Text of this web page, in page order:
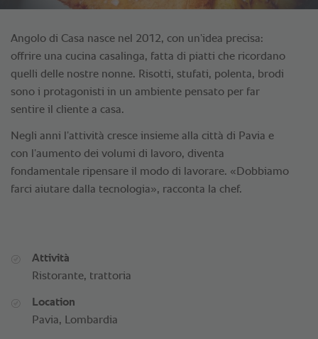
Angolo di Casa nasce nel 2012, con un’idea precisa:
offrire una cucina casalinga, fatta di piatti che ricordano
quelli delle nostre nonne. Risotti, stufati, polenta, brodi
sono i protagonisti in un ambiente pensato per far
sentire il cliente a casa.
Negli anni l’attività cresce insieme alla città di Pavia e
con l’aumento dei volumi di lavoro, diventa
fondamentale ripensare il modo di lavorare. «Dobbiamo
farci aiutare dalla tecnologia», racconta la chef.
Attività
Ristorante, trattoria
Location
Pavia, Lombardia